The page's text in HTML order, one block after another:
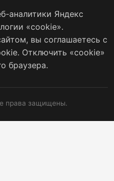
аналитики Яндекс
«cookie».
вы соглашаетесь с
Отключить «cookie»
браузера.
права защищены.